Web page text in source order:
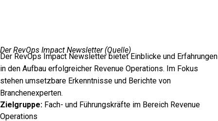
Der RevOps Impact Newsletter (Quelle)
Der RevOps Impact Newsletter bietet Einblicke und Erfahrungen
in den Aufbau erfolgreicher Revenue Operations. Im Fokus
stehen umsetzbare Erkenntnisse und Berichte von
Branchenexperten.
Zielgruppe: Fach- und Führungskräfte im Bereich Revenue
Operations